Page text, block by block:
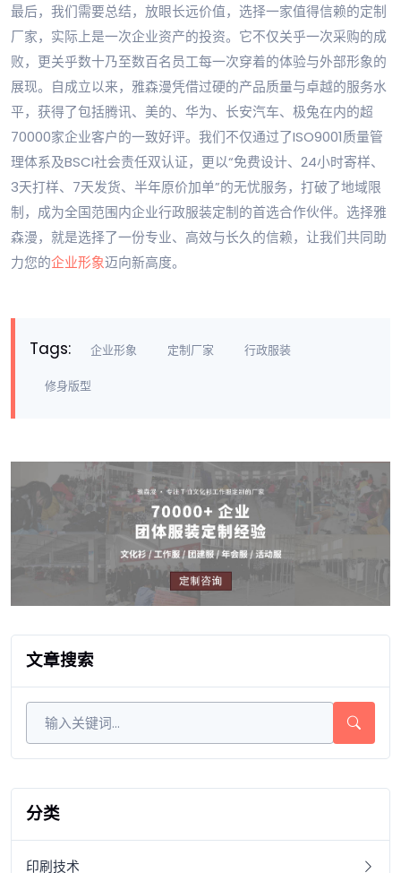
最后，我们需要总结，放眼长远价值，选择一家值得信赖的定制
厂家，实际上是一次企业资产的投资。它不仅关乎一次采购的成
败，更关乎数十乃至数百名员工每一次穿着的体验与外部形象的
展现。自成立以来，雅森漫凭借过硬的产品质量与卓越的服务水
平，获得了包括腾讯、美的、华为、长安汽车、极兔在内的超
70000家企业客户的一致好评。我们不仅通过了ISO9001质量管
理体系及BSCI社会责任双认证，更以“免费设计、24小时寄样、
3天打样、7天发货、半年原价加单”的无忧服务，打破了地域限
制，成为全国范围内企业行政服装定制的首选合作伙伴。选择雅
森漫，就是选择了一份专业、高效与长久的信赖，让我们共同助
力您的企业形象迈向新高度。
Tags: 企业形象 定制厂家 行政服装
修身版型
文章搜索
分类
印刷技术